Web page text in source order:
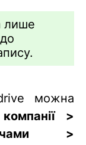
лише
можна
>
>